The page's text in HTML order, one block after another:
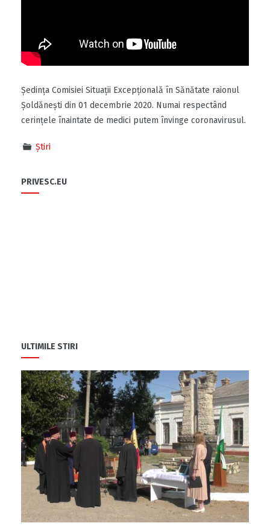
Ședința Comisiei Situații Excepțională în Sănătate raionul
Șoldănești din 01 decembrie 2020. Numai respectând
cerințele înaintate de medici putem învinge coronavirusul.
Știri
PRIVESC.EU
ULTIMILE STIRI